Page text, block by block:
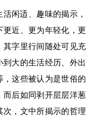
闲适、趣味的揭示，
近、更为年轻化，更
其字里行间随处可见充
大的生活经历、外出
，这些被认为是世俗的
而后如同剥开层层洋葱
，文中所揭示的哲理